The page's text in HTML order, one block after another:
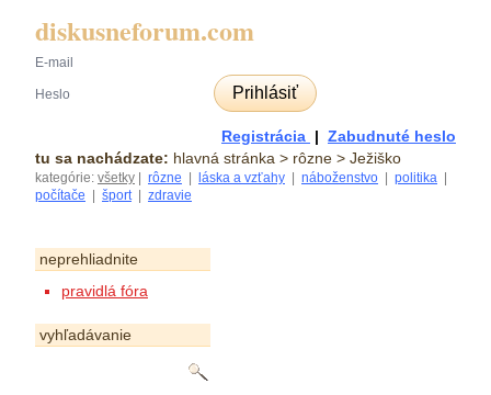
diskusneforum.com
Prihlásiť
Registrácia | Zabudnuté heslo
tu sa nachádzate: hlavná stránka > rôzne > Ježiško
kategórie: všetky rôzne láska a vzťahy náboženstvo politika
počítače
šport| zdravie
neprehliadnite
pravidlá fóra
vyhľadávanie